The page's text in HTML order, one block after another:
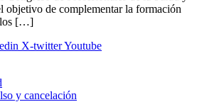
objetivo de complementar la formación
los […]
X-twitterYoutube
y cancelación